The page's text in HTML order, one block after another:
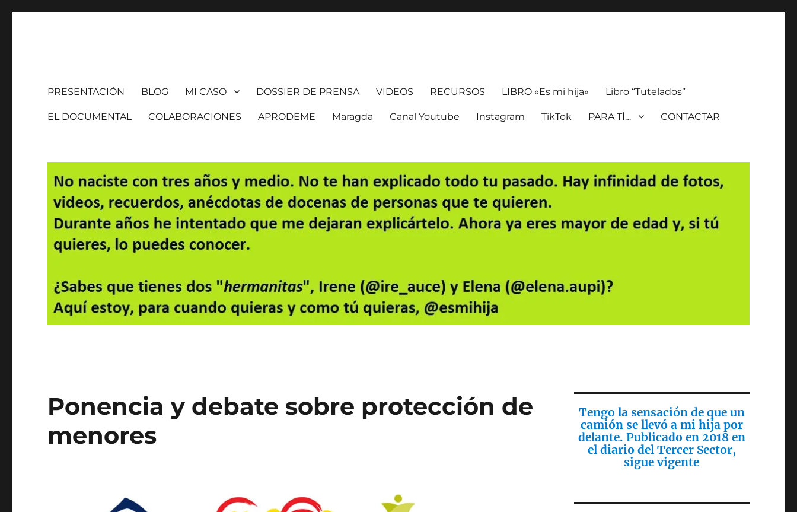
PRESENTACIÓN BLOG MI CASO DOSSIER DE PRENSA VIDEOS RECURSOS LIBRO «Es mi hija» Libro “Tutelados”
EL DOCUMENTAL COLABORACIONES APRODEME Maragda Canal Youtube Instagram TikTok PARA TÍ… CONTACTAR
Ponencia y debate sobre protección de
menores
Tengo la sensación de que un
camión se llevó a mi hija por
delante. Publicado en 2018 en
el diario del Tercer Sector,
sigue vigente